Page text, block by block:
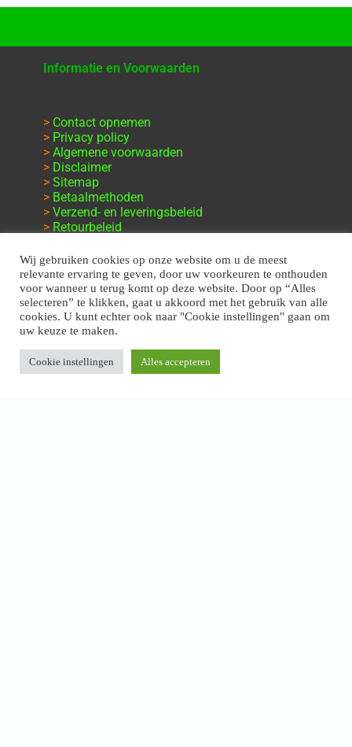
Informatie en Voorwaarden
> Contact opnemen
> Privacy policy
> Algemene voorwaarden
> Disclaimer
> Sitemap
> Betaalmethoden
> Verzend- en leveringsbeleid
> Retourbeleid
Wij gebruiken cookies op onze website om u de meest
relevante ervaring te geven, door uw voorkeuren te onthouden
voor wanneer u terug komt op deze website. Door op “Alles
selecteren” te klikken, gaat u akkoord met het gebruik van alle
cookies. U kunt echter ook naar "Cookie instellingen" gaan om
uw keuze te maken.
Cookie instellingen Alles accepteren